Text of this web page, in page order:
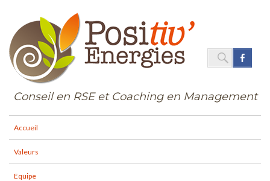
Conseil en RSE et Coaching en Management
SearchSEARCH
Accueil
Valeurs
Equipe